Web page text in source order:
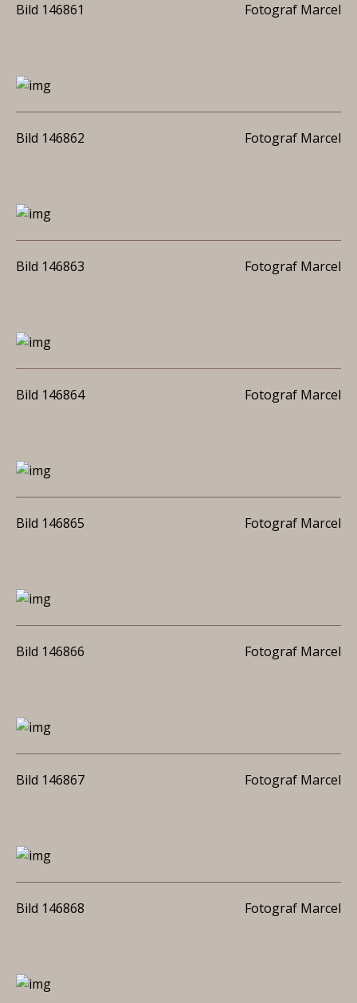
Bild 146861 Fotograf Marcel
Bild 146862 Fotograf Marcel
Bild 146863 Fotograf Marcel
Bild 146864 Fotograf Marcel
Bild 146865 Fotograf Marcel
Bild 146866 Fotograf Marcel
Bild 146867 Fotograf Marcel
Bild 146868 Fotograf Marcel